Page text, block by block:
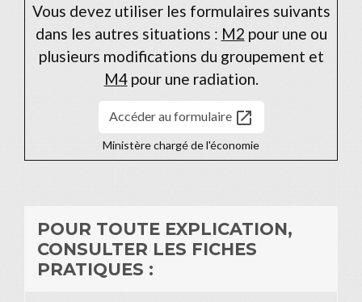
Vous devez utiliser les formulaires suivants
dans les autres situations : M2 pour une ou
plusieurs modifications du groupement et
M4pour une radiation.
Accéder au formulaire open_in_new
Ministère chargé de l'économie
POUR TOUTE EXPLICATION,
CONSULTER LES FICHES
PRATIQUES :